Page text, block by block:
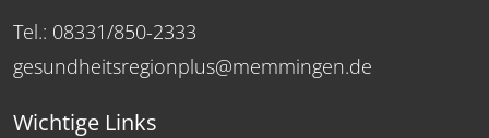
Tel.: 08331/850-2333
gesundheitsregionplus@memmingen.de
Wichtige Links